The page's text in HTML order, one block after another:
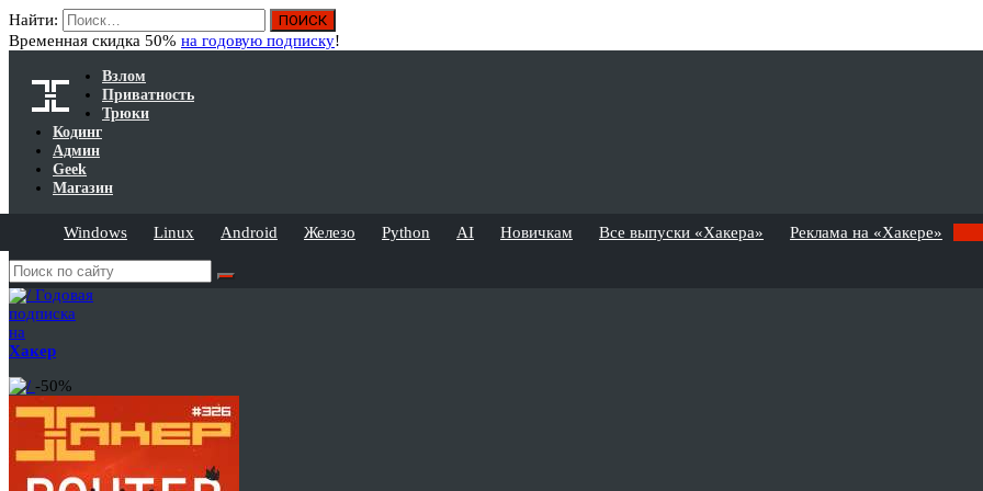
Найти:
Временная скидка 50% на годовую подписку!
Взлом
Приватность
Трюки
Кодинг
Админ
Geek
Магазин
Windows Linux Android Железо Python AI Новичкам Все выпуски «Хакера» Реклама на «Хакере»
Годовая
подписка
на
Хакер
-50%